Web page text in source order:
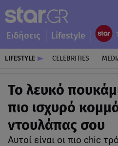
Ειδήσεις Lifestyle
LIFESTYLE CELEBRITIES
Το λευκό
πιο ισχυρό
ντουλάπας σου
Aυτοί είναι οι πιο chic